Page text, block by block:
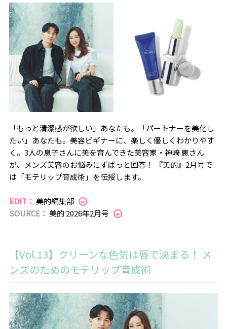
「もっと清潔感が欲しい」あなたも。「パートナーを美化し
たい」あなたも。美容ビギナーに、楽しく優しくわかりやす
く。3人の息子さんに美を育んできた美容家・神崎 恵さん
が、メンズ美容のお悩みにずばっと回答！ 『美的』2月号で
は「モテリップ育成術」を伝授します。
EDIT： 美的編集部
SOURCE： 美的 2026年2月号
【Vol.13】クリーンな色気は唇で決まる！ メ
ンズのためのモテリップ育成術